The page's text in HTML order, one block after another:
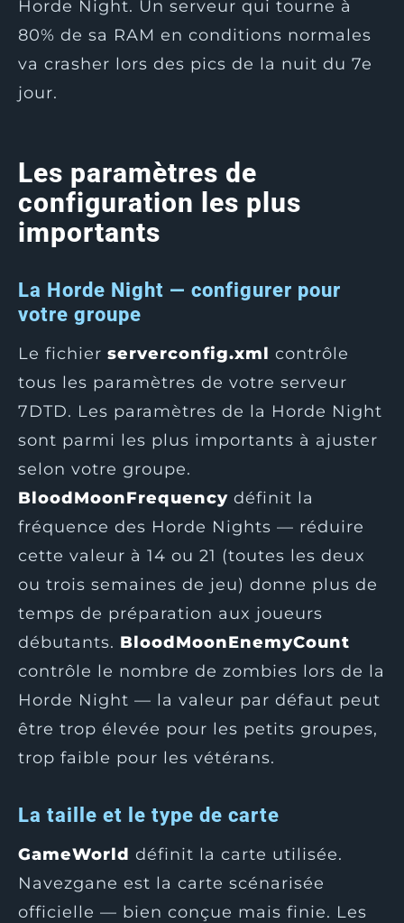
Horde Night. Un serveur qui tourne à
80% de sa RAM en conditions normales
va crasher lors des pics de la nuit du 7e
jour.
Les paramètres de
configuration les plus
importants
La Horde Night — configurer pour
votre groupe
Le fichier serverconfig.xml contrôle
tous les paramètres de votre serveur
7DTD. Les paramètres de la Horde Night
sont parmi les plus importants à ajuster
selon votre groupe.
BloodMoonFrequency définit la
fréquence des Horde Nights — réduire
cette valeur à 14 ou 21 (toutes les deux
ou trois semaines de jeu) donne plus de
temps de préparation aux joueurs
débutants. BloodMoonEnemyCount
contrôle le nombre de zombies lors de la
Horde Night — la valeur par défaut peut
être trop élevée pour les petits groupes,
trop faible pour les vétérans.
La taille et le type de carte
GameWorld définit la carte utilisée.
Navezgane est la carte scénarisée
officielle — bien conçue mais finie. Les